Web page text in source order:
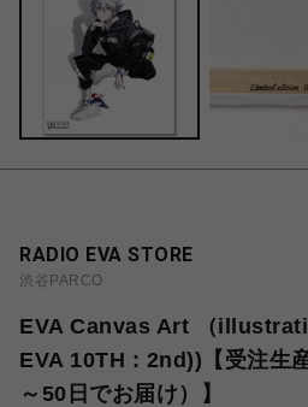
RADIO EVA STORE
渋谷PARCO
EVA Canvas Art （
EVA 10TH : 2nd))【受注生
～50日でお届け）】